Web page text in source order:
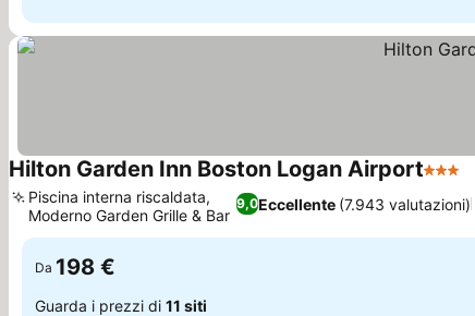
Hilton Garden Inn Boston Logan Airport3 Stelle
9,0Eccellente (7.943 valutazioni)
Piscina interna riscaldata,
Moderno Garden Grille & Bar
Da 198 €
Guarda i prezzi di 11 siti